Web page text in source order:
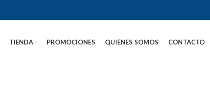
TIENDA PROMOCIONES QUIÉNES SOMOS CONTACTO